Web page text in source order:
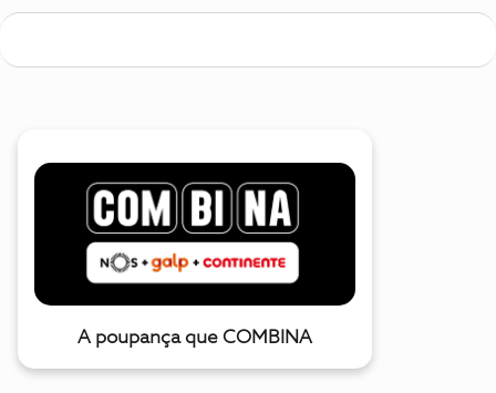
A poupança que COMBINA